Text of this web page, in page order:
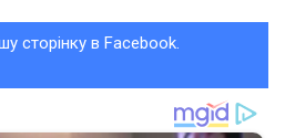
сторінку в Facebook.